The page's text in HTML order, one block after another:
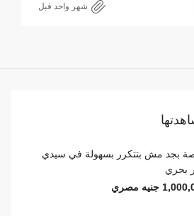
‏شهر واحد قبل
بجد مش بتتكرر بسهولة في سيدي
بحري
جنيه مصري